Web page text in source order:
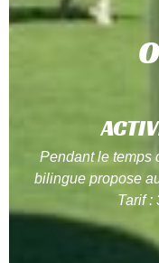
Pendant le temps
bilingue propose
Tarif :